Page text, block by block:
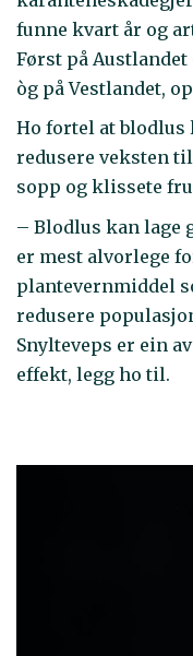
funne kvart år og
Først på
òg på Vestlandet,
Ho fortel at
redusere veksten
sopp og klissete
– Blodlus kan lage
er mest alvorlege
plantevernmiddel
redusere
Snylteveps er ein
effekt, legg ho til.